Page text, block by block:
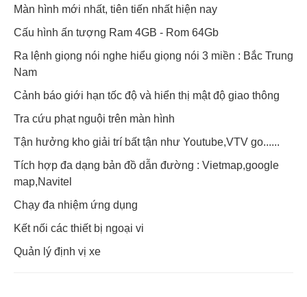
Màn hình mới nhất, tiên tiến nhất hiện nay
Cấu hình ấn tượng Ram 4GB - Rom 64Gb
Ra lệnh giọng nói nghe hiểu giọng nói 3 miền : Bắc Trung
Nam
Cảnh báo giới hạn tốc độ và hiển thị mật độ giao thông
Tra cứu phạt nguội trên màn hình
Tận hưởng kho giải trí bất tận như Youtube,VTV go......
Tích hợp đa dạng bản đồ dẫn đường : Vietmap,google
map,Navitel
Chạy đa nhiệm ứng dụng
Kết nối các thiết bị ngoại vi
Quản lý định vị xe